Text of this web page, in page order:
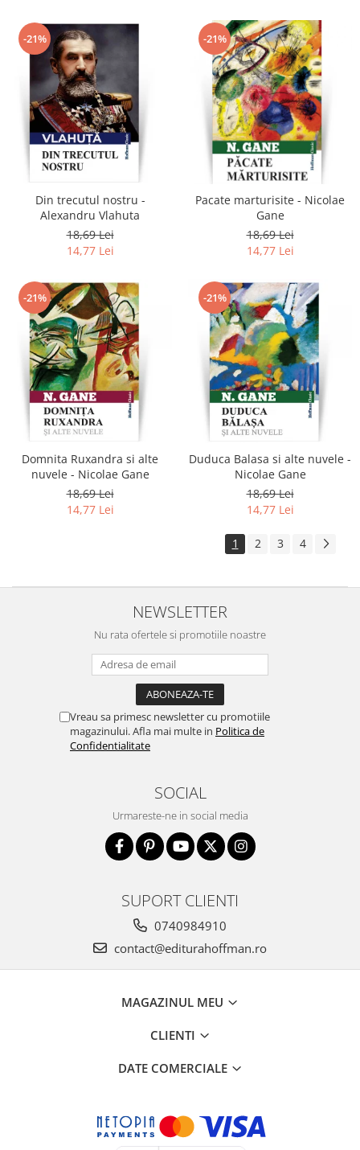
-21%
Din trecutul nostru -
Alexandru Vlahuta
18,69 Lei
14,77 Lei
-21%
Pacate marturisite - Nicolae
Gane
18,69 Lei
14,77 Lei
-21%
Domnita Ruxandra si alte
nuvele - Nicolae Gane
18,69 Lei
14,77 Lei
-21%
Duduca Balasa si alte nuvele -
Nicolae Gane
18,69 Lei
14,77 Lei
1 2 3 4
NEWSLETTER
Nu rata ofertele si promotiile noastre
Vreau sa primesc newsletter cu promotiile
magazinului. Afla mai multe in Politica de
Confidentialitate
SOCIAL
Urmareste-ne in social media
SUPORT CLIENTI
0740984910
contact@editurahoffman.ro
MAGAZINUL MEU
CLIENTI
DATE COMERCIALE